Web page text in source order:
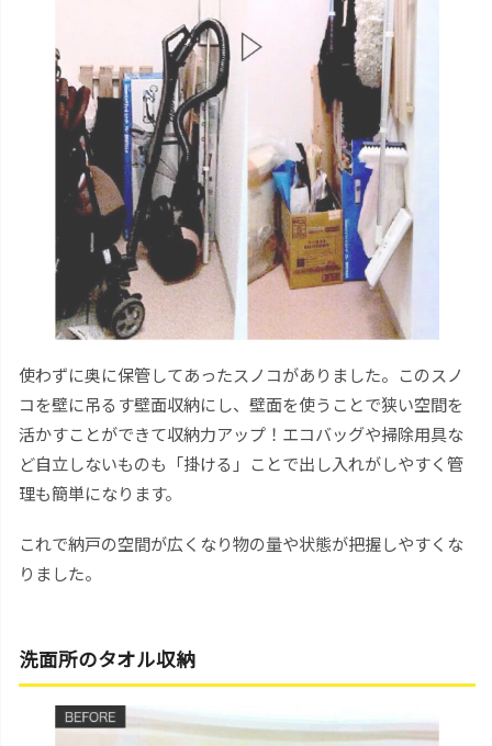
使わずに奥に保管してあったスノコがありました。このスノ
コを壁に吊るす壁面収納にし、壁面を使うことで狭い空間を
活かすことができて収納力アップ！エコバッグや掃除用具な
ど自立しないものも「掛ける」ことで出し入れがしやすく管
理も簡単になります。
これで納戸の空間が広くなり物の量や状態が把握しやすくな
りました。
洗面所のタオル収納